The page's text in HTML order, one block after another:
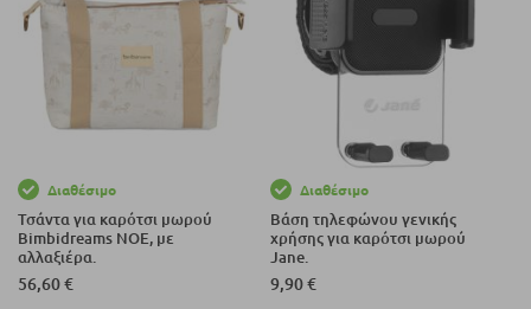
Διαθέσιμο
Τσάντα για καρότσι μωρού
Bimbidreams NOE, με
αλλαξιέρα.
56,60 €
Διαθέσιμο
Βάση τηλεφώνου γενικής
χρήσης για καρότσι μωρού
Jane.
9,90 €